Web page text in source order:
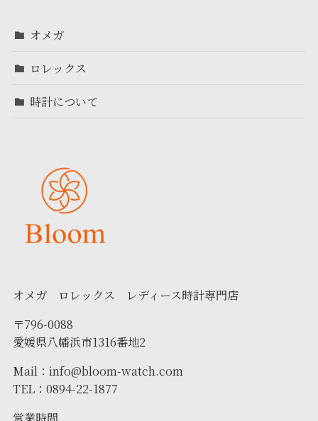
オメガ
ロレックス
時計について
オメガ ロレックス レディース時計専門店
〒796-0088
愛媛県八幡浜市1316番地2
Mail：info@bloom-watch.com
TEL：0894-22-1877
営業時間